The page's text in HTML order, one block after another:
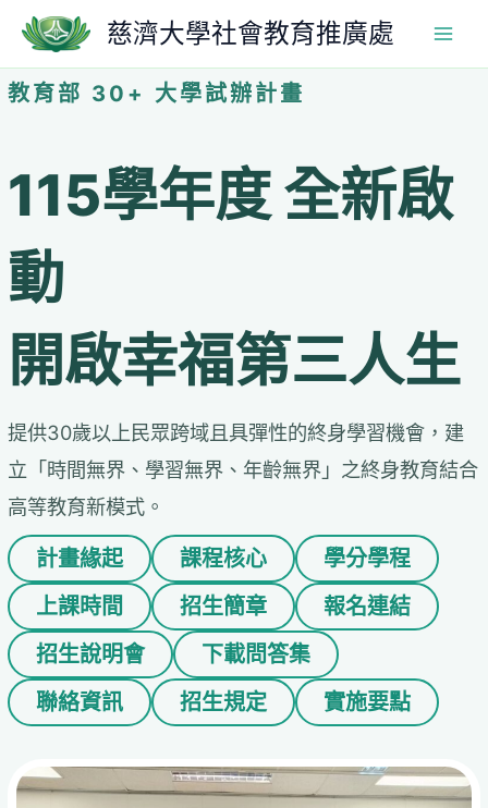
主
要
慈濟大學社會教育推廣處
教育部 30+ 大學試辦計畫
115學年度 全新啟
動
開啟幸福第三人生
提供30歲以上民眾跨域且具彈性的終身學習機會，建
立「時間無界、學習無界、年齡無界」之終身教育結合
高等教育新模式。
計畫緣起 課程核心
學分學程
上課時間
招生簡章
報名連結
招生說明會
下載問答集
聯絡資訊
招生規定 實施要點